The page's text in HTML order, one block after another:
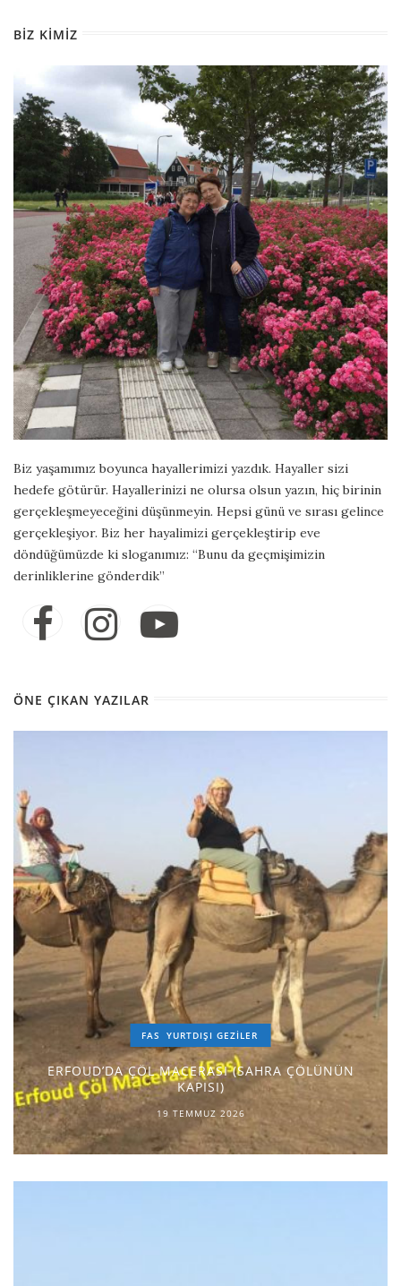
BIZ KIMIZ
Biz yaşamımız boyunca hayallerimizi yazdık. Hayaller sizi
hedefe götürür. Hayallerinizi ne olursa olsun yazın, hiç birinin
gerçekleşmeyeceğini düşünmeyin. Hepsi günü ve sırası gelince
gerçekleşiyor. Biz her hayalimizi gerçekleştirip eve
döndüğümüzde ki sloganımız: “Bunu da geçmişimizin
derinliklerine gönderdik”
ÖNE ÇIKAN YAZILAR
FAS YURTDIŞI GEZILER
ERFOUD’DA ÇÖL MACERASI (SAHRA ÇÖLÜNÜN
KAPISI)
19 TEMMUZ 2026